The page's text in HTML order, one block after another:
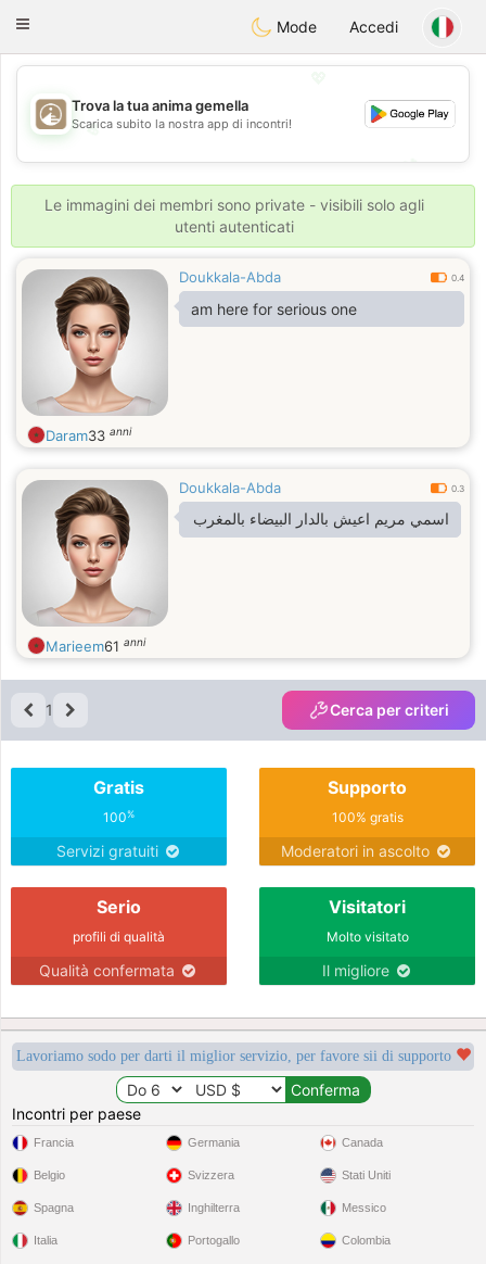
ahebik
Toggle
Mode Accedi
💖
💕
💕
Trova la tua anima gemella
Scarica subito la nostra app di incontri!
Le immagini dei membri sono private - visibili solo agli
utenti autenticati
Doukkala-Abda 0.4
am here for serious one
Daram33 anni
Doukkala-Abda 0.3
اسمي مريم اعيش بالدار البيضاء بالمغرب
Marieem61 anni
1 Cerca per criteri
Gratis
100%
Servizi gratuiti
Supporto
100% gratis
Moderatori in ascolto
Serio
profili di qualità
Qualità confermata
Visitatori
Molto visitato
Il migliore
Lavoriamo sodo per darti il miglior servizio, per favore sii di supporto
Incontri per paese
Francia
Belgio
Spagna
Italia
Germania
Svizzera
Inghilterra
Portogallo
Canada
Stati Uniti
Messico
Colombia